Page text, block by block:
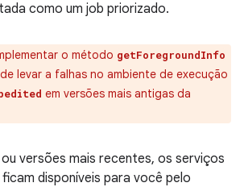
como um job priorizado.
o método getForegroundInfo
levar a falhas no ambiente de execução
em versões mais antigas da
versões mais recentes, os serviços
disponíveis para você pelo